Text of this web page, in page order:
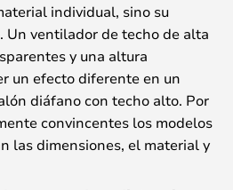
individual, sino su
Un ventilador de techo de alta
y una altura
un efecto diferente en un
diáfano con techo alto. Por
convincentes los modelos
las dimensiones, el material y